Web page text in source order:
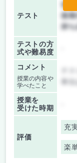
テスト
前期
後期
持ち
テストの方
式や難易度
コメント
授業の内容や
学べたこと
テ
授業を
受けた時期
評価
充
楽